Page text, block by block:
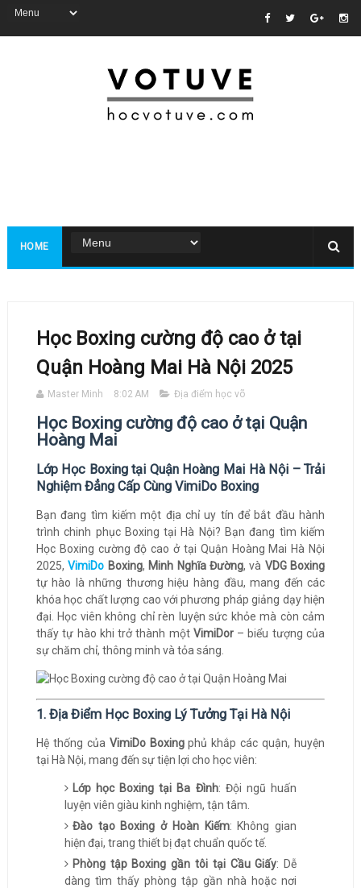
HOME
Học Boxing cường độ cao ở tại
Quận Hoàng Mai Hà Nội 2025
Master Minh 8:02 AM Địa điểm học võ
Học Boxing cường độ cao ở tại Quận
Hoàng Mai
Lớp Học Boxing tại Quận Hoàng Mai Hà Nội – Trải
Nghiệm Đẳng Cấp Cùng VimiDo Boxing
Bạn đang tìm kiếm một địa chỉ uy tín để bắt đầu hành
trình chinh phục Boxing tại Hà Nội? Bạn đang tìm kiếm
Học Boxing cường độ cao ở tại Quận Hoàng Mai Hà Nội
2025,VimiDo Boxing, Minh Nghĩa Đường, và VDG Boxing
tự hào là những thương hiệu hàng đầu, mang đến các
khóa học chất lượng cao với phương pháp giảng dạy hiện
đại. Học viên không chỉ rèn luyện sức khỏe mà còn cảm
thấy tự hào khi trở thành một VimiDor– biểu tượng của
sự chăm chỉ, thông minh và tỏa sáng.
1. Địa Điểm Học Boxing Lý Tưởng Tại Hà Nội
Hệ thống của VimiDo Boxingphủ khắp các quận, huyện
tại Hà Nội, mang đến sự tiện lợi cho học viên:
Lớp học Boxing tại Ba Đình: Đội ngũ huấn
luyện viên giàu kinh nghiệm, tận tâm.
Đào tạo Boxing ở Hoàn Kiếm: Không gian
hiện đại, trang thiết bị đạt chuẩn quốc tế.
Phòng tập Boxing gần tôi tại Cầu Giấy: Dễ
dàng tìm thấy phòng tập gần nhà hoặc nơi